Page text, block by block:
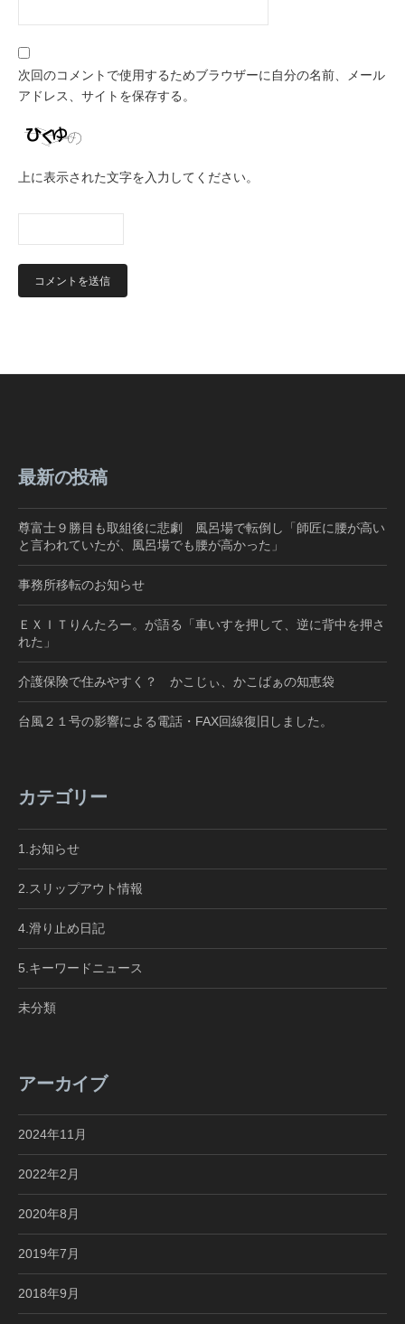
次回のコメントで使用するためブラウザーに自分の名前、メール
アドレス、サイトを保存する。
上に表示された文字を入力してください。
最新の投稿
尊富士９勝目も取組後に悲劇 風呂場で転倒し「師匠に腰が高い
と言われていたが、風呂場でも腰が高かった」
事務所移転のお知らせ
ＥＸＩＴりんたろー。が語る「車いすを押して、逆に背中を押さ
れた」
介護保険で住みやすく？ かこじぃ、かこばぁの知恵袋
台風２１号の影響による電話・FAX回線復旧しました。
カテゴリー
1.お知らせ
2.スリップアウト情報
4.滑り止め日記
5.キーワードニュース
未分類
アーカイブ
2024年11月
2022年2月
2020年8月
2019年7月
2018年9月